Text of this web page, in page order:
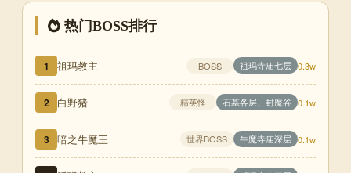
热门BOSS排行
1 祖玛教主 BOSS 祖玛寺庙七层 0.3w
2 白野猪 精英怪 石墓各层、封魔谷 0.1w
3 暗之牛魔王 世界BOSS 牛魔寺庙深层 0.1w